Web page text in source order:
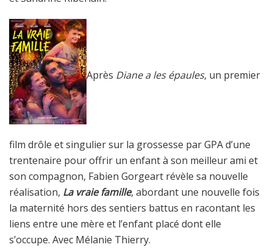
Après Diane a les épaules, un premier
film drôle et singulier sur la grossesse par GPA d’une
trentenaire pour offrir un enfant à son meilleur ami et
son compagnon, Fabien Gorgeart révèle sa nouvelle
réalisation, La vraie famille, abordant une nouvelle fois
la maternité hors des sentiers battus en racontant les
liens entre une mère et l’enfant placé dont elle
s’occupe. Avec Mélanie Thierry.